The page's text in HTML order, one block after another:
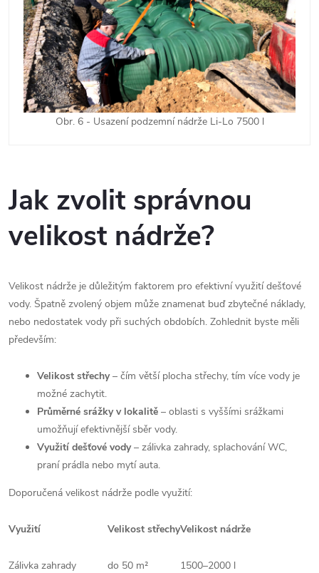
Obr. 6 - Usazení podzemní nádrže Li-Lo 7500 l
Jak zvolit správnou
velikost nádrže?
Velikost nádrže je důležitým faktorem pro efektivní využití dešťové
vody. Špatně zvolený objem může znamenat buď zbytečné náklady,
nebo nedostatek vody při suchých obdobích. Zohlednit byste měli
především:
Velikost střechy– čím větší plocha střechy, tím více vody je
možné zachytit.
Průměrné srážky v lokalitě – oblasti s vyššími srážkami
umožňují efektivnější sběr vody.
Využití dešťové vody– zálivka zahrady, splachování WC,
praní prádla nebo mytí auta.
Doporučená velikost nádrže podle využití:
Využití Velikost střechyVelikost nádrže
Zálivka zahrady do 50 m² 1500–2000 l